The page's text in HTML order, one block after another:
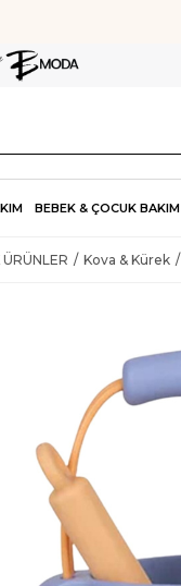
BEBEK & ÇOCUK BAKIM
ÜRÜNLER Kova & Kürek